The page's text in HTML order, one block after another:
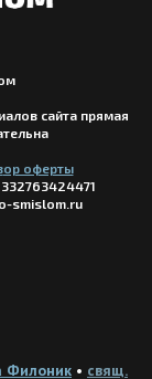
сайта прямая
ор оферты
smislom.ru
Филоник • свящ.